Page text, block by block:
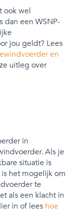
ook wel
dan een WSNP-
jou geldt? Lees
en
uitleg over
in
Als je
situatie is
het mogelijk om
te
als een klacht in
in of lees hoe